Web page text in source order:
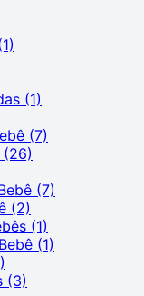
(1)
(7)
(26)
(7)
(2)
(1)
(1)
(3)